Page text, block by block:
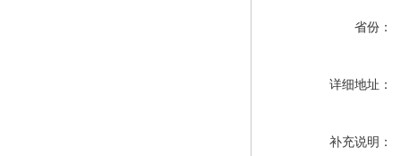
省份：
详细地址：
补充说明：